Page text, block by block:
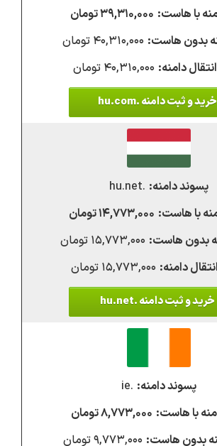
۳۹,۳۱۰,۰۰۰ تومان
۴۰,۳۱۰,۰۰۰ تومان
۴۰,۳۱۰,۰۰۰ تومان
خرید و ثبت دامنه .hu.com
.hu.net
۱۴,۷۷۳,۰۰۰ تومان
۱۵,۷۷۳,۰۰۰ تومان
۱۵,۷۷۳,۰۰۰ تومان
خرید و ثبت دامنه .hu.net
.ie
۸,۷۷۳,۰۰۰ تومان
۹,۷۷۳,۰۰۰ تومان